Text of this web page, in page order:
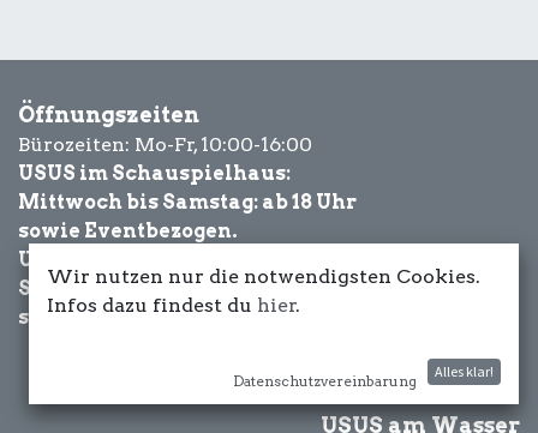
Öffnungszeiten
Bürozeiten: Mo-Fr, 10:00-16:00
USUS im Schauspielhaus:
Mittwoch bis Samstag: ab 18 Uhr
sowie Eventbezogen.
USUS am Wasser:
Schönwetter-
sowie Eventbezogen.
USUS am Wasser
Wir nutzen nur die notwendigsten Cookies.
Infos dazu findest du hier.
Datenschutzvereinbarung
Alles klar!